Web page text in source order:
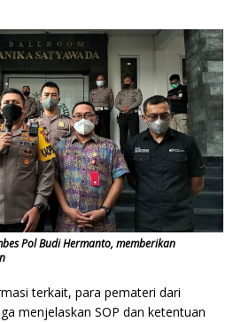
Pol Budi Hermanto, memberikan
terkait, para pemateri dari
menjelaskan SOP dan ketentuan